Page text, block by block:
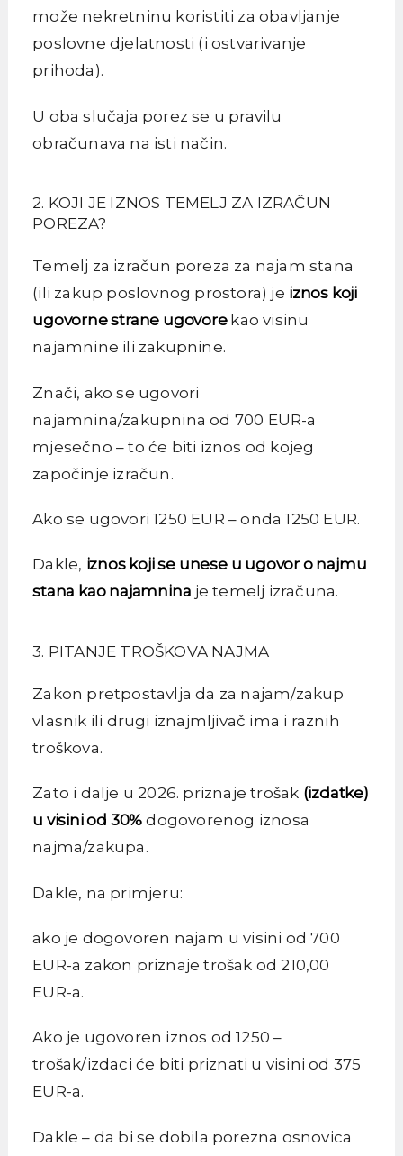
može nekretninu koristiti za obavljanje
poslovne djelatnosti (i ostvarivanje
prihoda).
U oba slučaja porez se u pravilu
obračunava na isti način.
2. KOJI JE IZNOS TEMELJ ZA IZRAČUN
POREZA?
Temelj za izračun poreza za najam stana
(ili zakup poslovnog prostora) je iznos koji
ugovorne strane ugovore kao visinu
najamnine ili zakupnine.
Znači, ako se ugovori
najamnina/zakupnina od 700 EUR-a
mjesečno – to će biti iznos od kojeg
započinje izračun.
Ako se ugovori 1250 EUR – onda 1250 EUR.
Dakle, iznos koji se unese u ugovor o najmu
stana kao najamnina je temelj izračuna.
3. PITANJE TROŠKOVA NAJMA
Zakon pretpostavlja da za najam/zakup
vlasnik ili drugi iznajmljivač ima i raznih
troškova.
Zato i dalje u 2026. priznaje trošak (izdatke)
u visini od 30% dogovorenog iznosa
najma/zakupa.
Dakle, na primjeru:
ako je dogovoren najam u visini od 700
EUR-a zakon priznaje trošak od 210,00
EUR-a.
Ako je ugovoren iznos od 1250 –
trošak/izdaci će biti priznati u visini od 375
EUR-a.
Dakle – da bi se dobila porezna osnovica